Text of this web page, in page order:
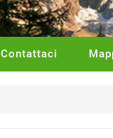
Contattaci